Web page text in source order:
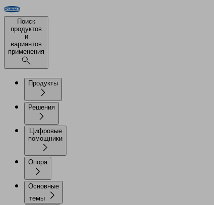
Поиск
продуктов
и
вариантов
применения
Продукты
Решения
Цифровые
помощники
Опора
Основные
темы